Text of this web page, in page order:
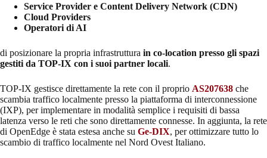
Service Provider e Content Delivery Network (CDN)
Cloud Providers
Operatori di AI
di posizionare la propria infrastruttura in co-location presso gli spazi
gestiti da TOP-IX con i suoi partner locali.
TOP-IX gestisce direttamente la rete con il proprio AS207638 che
scambia traffico localmente presso la piattaforma di interconnessione
(IXP), per implementare in modalità semplice i requisiti di bassa
latenza verso le reti che sono direttamente connesse. In aggiunta, la rete
di OpenEdge è stata estesa anche su Ge-DIX, per ottimizzare tutto lo
scambio di traffico localmente nel Nord Ovest Italiano.